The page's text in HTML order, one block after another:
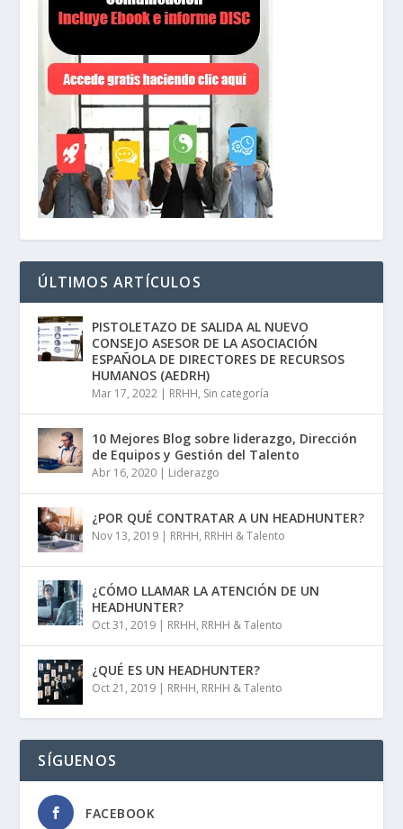
ÚLTIMOS ARTÍCULOS
PISTOLETAZO DE SALIDA AL NUEVO
CONSEJO ASESOR DE LA ASOCIACIÓN
ESPAÑOLA DE DIRECTORES DE RECURSOS
HUMANOS (AEDRH)
Mar 17, 2022 | RRHH, Sin categoría
10 Mejores Blog sobre liderazgo, Dirección
de Equipos y Gestión del Talento
Abr 16, 2020 | Liderazgo
¿POR QUÉ CONTRATAR A UN HEADHUNTER?
Nov 13, 2019 | RRHH, RRHH & Talento
¿CÓMO LLAMAR LA ATENCIÓN DE UN
HEADHUNTER?
Oct 31, 2019 | RRHH, RRHH & Talento
¿QUÉ ES UN HEADHUNTER?
Oct 21, 2019 | RRHH, RRHH & Talento
SÍGUENOS
FACEBOOK